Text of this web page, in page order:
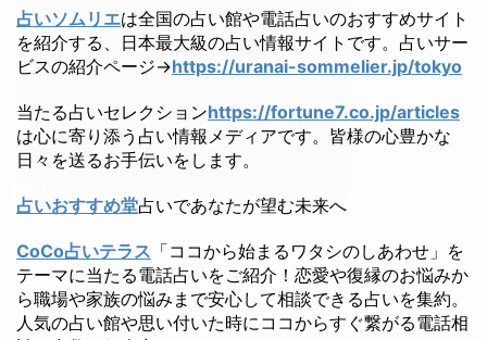
占いソムリエは全国の占い館や電話占いのおすすめサイト
を紹介する、日本最大級の占い情報サイトです。占いサー
ビスの紹介ページ→https://uranai-sommelier.jp/tokyo
当たる占いセレクションhttps://fortune7.co.jp/articles
は心に寄り添う占い情報メディアです。皆様の心豊かな
日々を送るお手伝いをします。
占いおすすめ堂占いであなたが望む未来へ
CoCo占いテラス 「ココから始まるワタシのしあわせ」を
テーマに当たる電話占いをご紹介！恋愛や復縁のお悩みか
ら職場や家族の悩みまで安心して相談できる占いを集約。
人気の占い館や思い付いた時にココからすぐ繋がる電話相